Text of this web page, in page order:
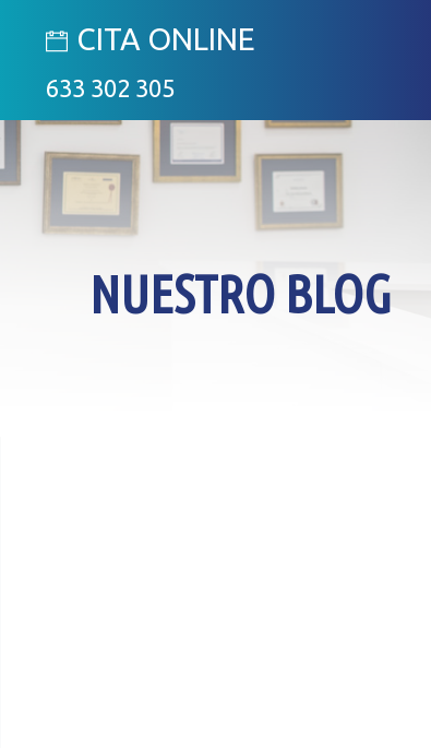
CITA ONLINE
633 302 305
NUESTRO BLOG